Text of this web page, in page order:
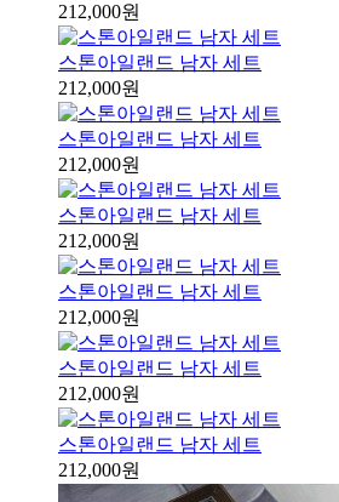
212,000원
스톤아일랜드 남자 세트
212,000원
스톤아일랜드 남자 세트
212,000원
스톤아일랜드 남자 세트
212,000원
스톤아일랜드 남자 세트
212,000원
스톤아일랜드 남자 세트
212,000원
스톤아일랜드 남자 세트
212,000원